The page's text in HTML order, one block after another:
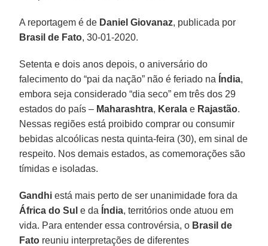
A reportagem é de Daniel Giovanaz, publicada por
Brasil de Fato, 30-01-2020.
Setenta e dois anos depois, o aniversário do
falecimento do “pai da nação” não é feriado na Índia,
embora seja considerado “dia seco” em três dos 29
estados do país – Maharashtra, Kerala e Rajastão.
Nessas regiões está proibido comprar ou consumir
bebidas alcoólicas nesta quinta-feira (30), em sinal de
respeito. Nos demais estados, as comemorações são
tímidas e isoladas.
Gandhi está mais perto de ser unanimidade fora da
África do Sul e da Índia, territórios onde atuou em
vida. Para entender essa controvérsia, o Brasil de
Fato reuniu interpretações de diferentes